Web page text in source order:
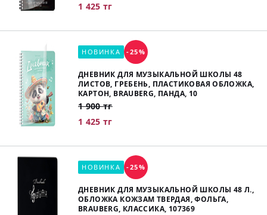
1 425 тг
НОВИНКА -25%
ДНЕВНИК ДЛЯ МУЗЫКАЛЬНОЙ ШКОЛЫ 48
ЛИСТОВ, ГРЕБЕНЬ, ПЛАСТИКОВАЯ ОБЛОЖКА,
КАРТОН, BRAUBERG, ПАНДА, 10
1 900 тг
1 425 тг
НОВИНКА -25%
ДНЕВНИК ДЛЯ МУЗЫКАЛЬНОЙ ШКОЛЫ 48 Л.,
ОБЛОЖКА КОЖЗАМ ТВЕРДАЯ, ФОЛЬГА,
BRAUBERG, КЛАССИКА, 107369